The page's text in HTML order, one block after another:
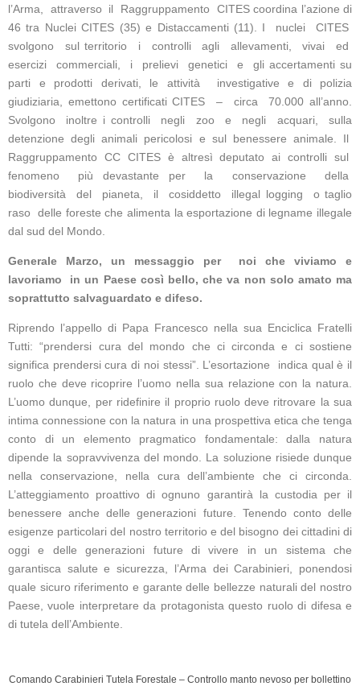
l’Arma, attraverso il Raggruppamento CITES coordina l’azione di
46 tra Nuclei CITES (35) e Distaccamenti (11). I nuclei CITES
svolgono sul territorio i controlli agli allevamenti, vivai ed
esercizi commerciali, i prelievi genetici e gli accertamenti su
parti e prodotti derivati, le attività investigative e di polizia
giudiziaria, emettono certificati CITES – circa 70.000 all’anno.
Svolgono inoltre i controlli negli zoo e negli acquari, sulla
detenzione degli animali pericolosi e sul benessere animale. Il
Raggruppamento CC CITES è altresì deputato ai controlli sul
fenomeno più devastante per la conservazione della
biodiversità del pianeta, il cosiddetto illegal logging o taglio
raso delle foreste che alimenta la esportazione di legname illegale
dal sud del Mondo.
Generale Marzo, un messaggio per noi che viviamo e
lavoriamo in un Paese così bello, che va non solo amato ma
soprattutto salvaguardato e difeso.
Riprendo l’appello di Papa Francesco nella sua Enciclica Fratelli
Tutti: “prendersi cura del mondo che ci circonda e ci sostiene
significa prendersi cura di noi stessi”. L’esortazione indica qual è il
ruolo che deve ricoprire l’uomo nella sua relazione con la natura.
L’uomo dunque, per ridefinire il proprio ruolo deve ritrovare la sua
intima connessione con la natura in una prospettiva etica che tenga
conto di un elemento pragmatico fondamentale: dalla natura
dipende la sopravvivenza del mondo. La soluzione risiede dunque
nella conservazione, nella cura dell’ambiente che ci circonda.
L’atteggiamento proattivo di ognuno garantirà la custodia per il
benessere anche delle generazioni future. Tenendo conto delle
esigenze particolari del nostro territorio e del bisogno dei cittadini di
oggi e delle generazioni future di vivere in un sistema che
garantisca salute e sicurezza, l’Arma dei Carabinieri, ponendosi
quale sicuro riferimento e garante delle bellezze naturali del nostro
Paese, vuole interpretare da protagonista questo ruolo di difesa e
di tutela dell’Ambiente.
Comando Carabinieri Tutela Forestale – Controllo manto nevoso per bollettino